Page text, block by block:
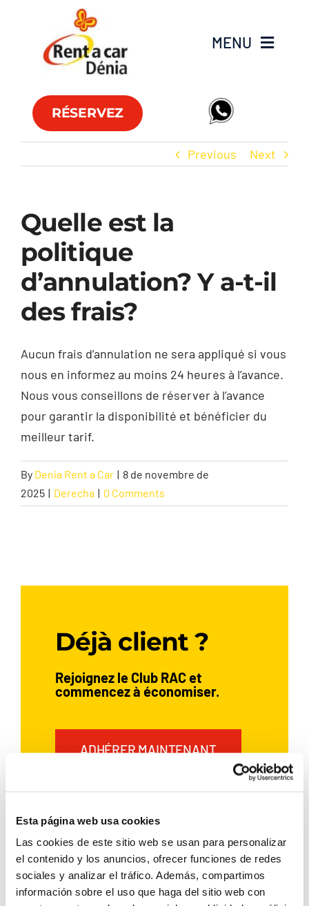
Esta página web usa cookies
Las cookies de este sitio web se usan para personalizar
el contenido y los anuncios, ofrecer funciones de redes
sociales y analizar el tráfico. Además, compartimos
información sobre el uso que haga del sitio web con
MENU
Flotte
Agences
FAQs
Club RAC
Contact
RÉSERVEZ
Previous Next
Quelle est la
politique
d’annulation? Y a-t-il
des frais?
Aucun frais d’annulation ne sera appliqué si vous
nous en informez au moins 24 heures à l’avance.
Nous vous conseillons de réserver à l’avance
pour garantir la disponibilité et bénéficier du
meilleur tarif.
By Denia Rent a Car | 8 de novembre de
2025 | Derecha | 0 Comments
Déjà client ?
Rejoignez le Club RAC et
commencez à économiser.
ADHÉRER MAINTENANT
Si vous avez déjà loué une voiture
avec Rent a Car Dénia,
inscrivez‑vous et profitez
d’avantages exclusifs: